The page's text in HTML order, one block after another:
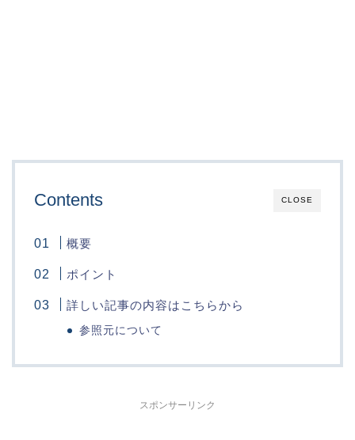
CLOSE
Contents
概要
ポイント
詳しい記事の内容はこちらから
参照元について
スポンサーリンク